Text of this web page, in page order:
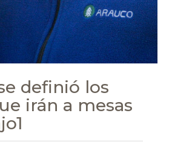
definió los
irán a mesas